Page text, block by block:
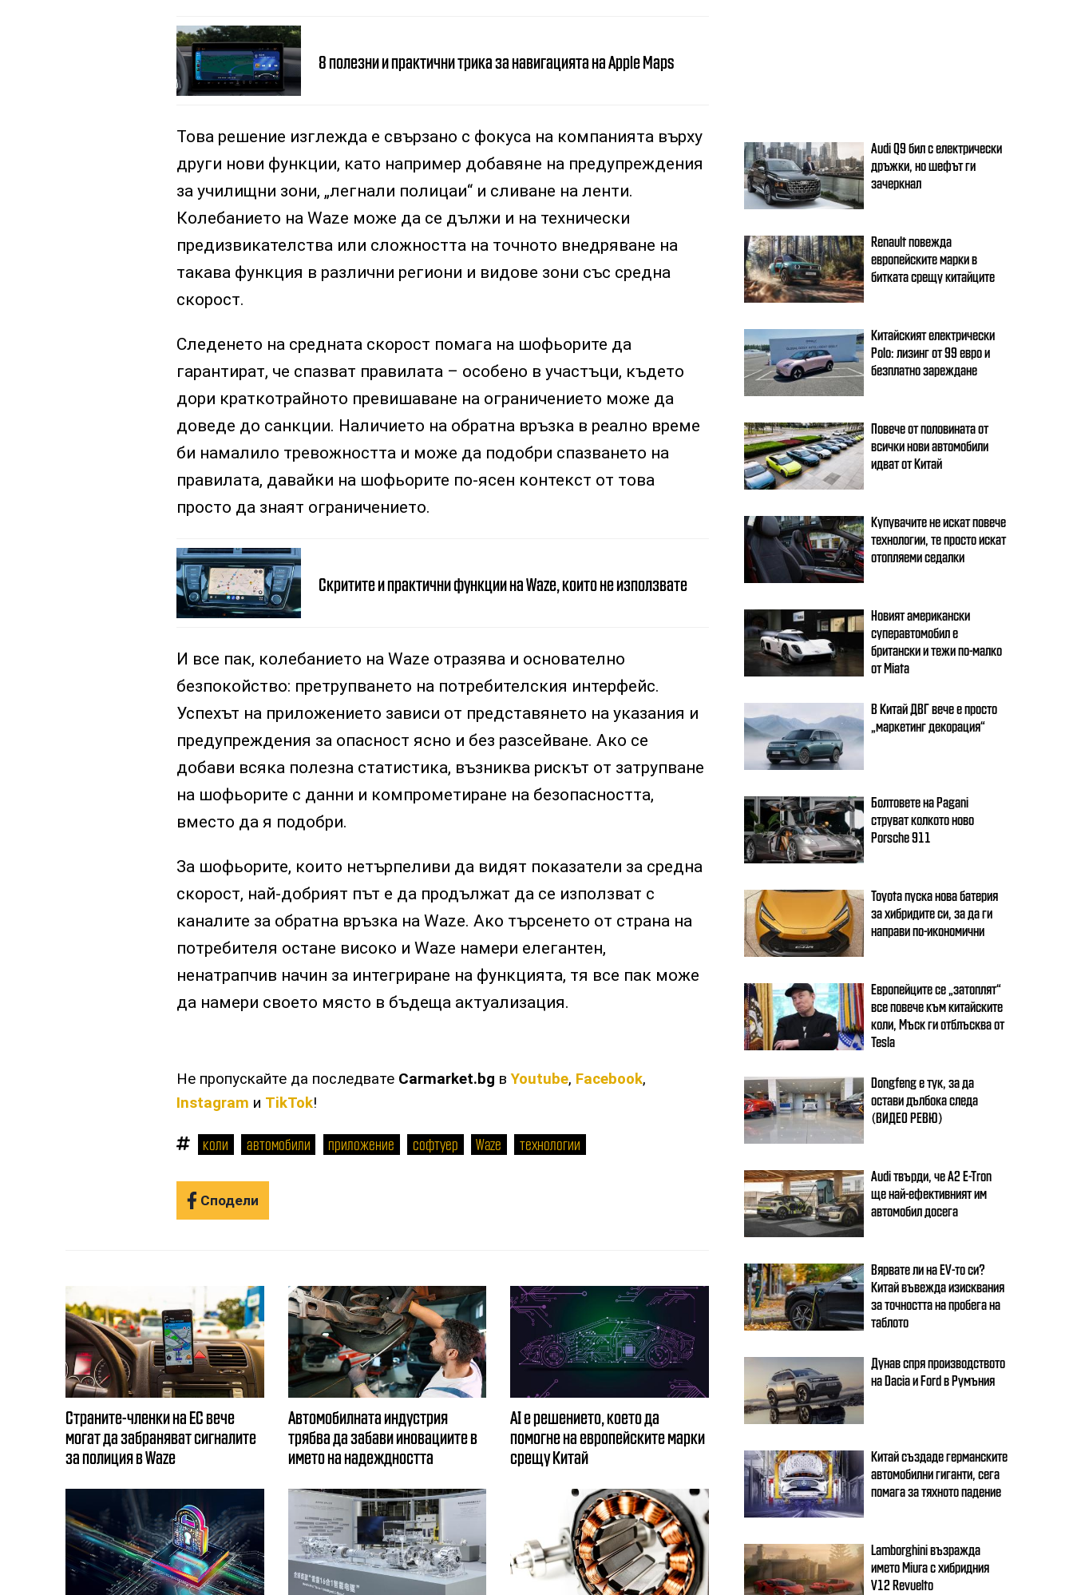
8 полезни и практични трика за навигацията на Apple Maps
Това решение изглежда е свързано с фокуса на компанията върху
други нови функции, като например добавяне на предупреждения
за училищни зони, „легнали полицаи“ и сливане на ленти.
Колебанието на Waze може да се дължи и на технически
предизвикателства или сложността на точното внедряване на
такава функция в различни региони и видове зони със средна
скорост.
Следенето на средната скорост помага на шофьорите да
гарантират, че спазват правилата – особено в участъци, където
дори краткотрайното превишаване на ограничението може да
доведе до санкции. Наличието на обратна връзка в реално време
би намалило тревожността и може да подобри спазването на
правилата, давайки на шофьорите по-ясен контекст от това
просто да знаят ограничението.
Скритите и практични функции на Waze, които не използвате
И все пак, колебанието на Waze отразява и основателно
безпокойство: претрупването на потребителския интерфейс.
Успехът на приложението зависи от представянето на указания и
предупреждения за опасност ясно и без разсейване. Ако се
добави всяка полезна статистика, възниква рискът от затрупване
на шофьорите с данни и компрометиране на безопасността,
вместо да я подобри.
За шофьорите, които нетърпеливи да видят показатели за средна
скорост, най-добрият път е да продължат да се използват с
каналите за обратна връзка на Waze. Ако търсенето от страна на
потребителя остане високо и Waze намери елегантен,
ненатрапчив начин за интегриране на функцията, тя все пак може
да намери своето място в бъдеща актуализация.
Не пропускайте да последвате Carmarket.bg вYoutube, Facebook,
Instagram и TikTok!
коли автомобили приложение софтуер Waze технологии
Сподели
Audi Q9 бил с електрически
дръжки, но шефът ги
зачеркнал
Renault повежда
европейските марки в
битката срещу китайците
Китайският електрически
Polo: лизинг от 99 евро и
безплатно зареждане
Повече от половината от
всички нови автомобили
идват от Китай
Купувачите не искат повече
технологии, те просто искат
отопляеми седалки
Новият американски
суперавтомобил е
британски и тежи по-малко
от Miata
В Китай ДВГ вече е просто
„маркетинг декорация“
Болтовете на Pagani
струват колкото ново
Porsche 911
Toyota пуска нова батерия
за хибридите си, за да ги
направи по-икономични
Европейците се „затоплят“
все повече към китайските
коли, Мъск ги отблъсква от
Tesla
Dongfeng e тук, за да
остави дълбока следа
(ВИДЕО РЕВЮ)
Audi твърди, че A2 E-Tron
ще най-ефективният им
автомобил досега
Вярвате ли на EV-то си?
Китай въвежда изисквания
за точността на пробега на
таблото
Дунав спря производството
на Dacia и Ford в Румъния
Китай създаде германските
автомобилни гиганти, сега
помага за тяхното падение
Lamborghini възражда
името Miura с хибридния
V12 Revuelto
Страните-членки на ЕС вече
могат да забраняват сигналите
за полиция в Waze
Автомобилната индустрия
трябва да забави иновациите в
името на надеждността
AI е решението, което да
помогне на европейските марки
срещу Китай